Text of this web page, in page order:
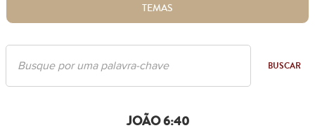
TEMAS
BUSCAR
JOÃO 6:40